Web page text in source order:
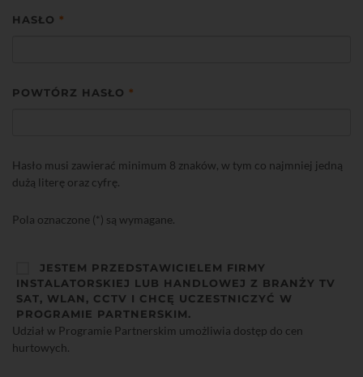
HASŁO *
POWTÓRZ HASŁO *
Hasło musi zawierać minimum 8 znaków, w tym co najmniej jedną
dużą literę oraz cyfrę.
Pola oznaczone (*) są wymagane.
JESTEM PRZEDSTAWICIELEM FIRMY
INSTALATORSKIEJ LUB HANDLOWEJ Z BRANŻY TV
SAT, WLAN, CCTV I CHCĘ UCZESTNICZYĆ W
PROGRAMIE PARTNERSKIM.
Udział w Programie Partnerskim umożliwia dostęp do cen
hurtowych.